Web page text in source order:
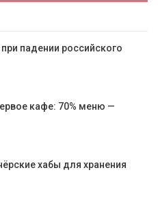
падении российского
кафе: 70% меню —
хабы для хранения